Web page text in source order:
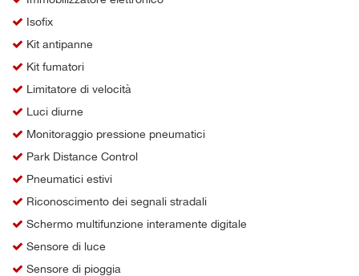
Isofix
Kit antipanne
Kit fumatori
Limitatore di velocità
Luci diurne
Monitoraggio pressione pneumatici
Park Distance Control
Pneumatici estivi
Riconoscimento dei segnali stradali
Schermo multifunzione interamente digitale
Sensore di luce
Sensore di pioggia